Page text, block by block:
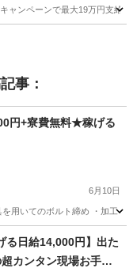
ャンペーンで最大19万円支
事：
円+寮費無料★稼げる
6月10日
を用いてのボルト締め ・加工
る日給14,000円】出た
カンタン現場お手伝